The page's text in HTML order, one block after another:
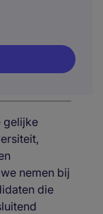
gelijke
nemen bij
die